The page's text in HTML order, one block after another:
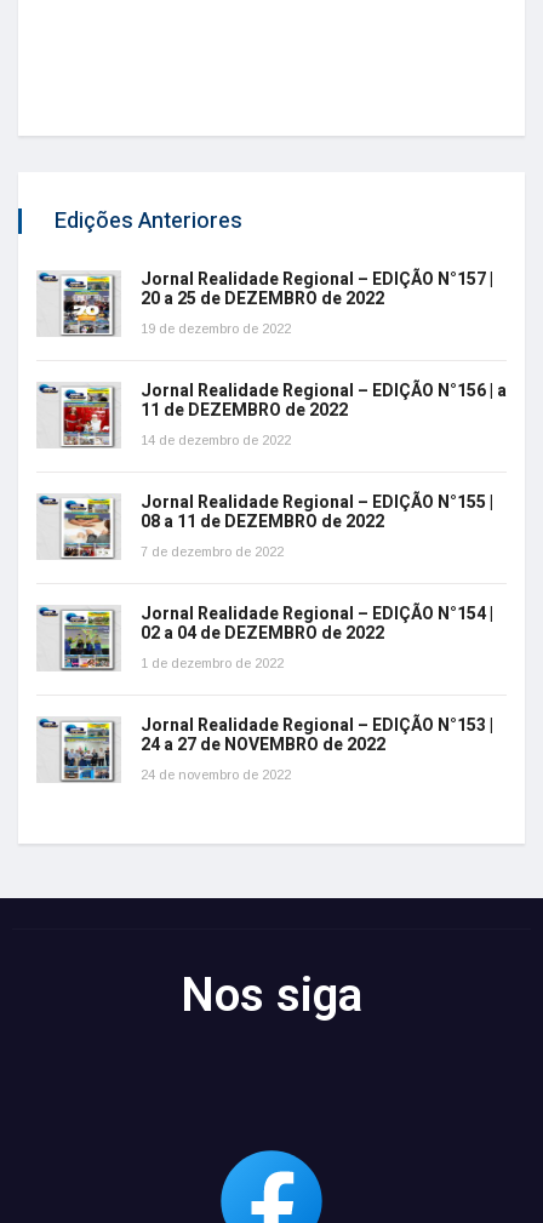
Edições Anteriores
Jornal Realidade Regional – EDIÇÃO N°157 |
20 a 25 de DEZEMBRO de 2022
19 de dezembro de 2022
Jornal Realidade Regional – EDIÇÃO N°156 | a
11 de DEZEMBRO de 2022
14 de dezembro de 2022
Jornal Realidade Regional – EDIÇÃO N°155 |
08 a 11 de DEZEMBRO de 2022
7 de dezembro de 2022
Jornal Realidade Regional – EDIÇÃO N°154 |
02 a 04 de DEZEMBRO de 2022
1 de dezembro de 2022
Jornal Realidade Regional – EDIÇÃO N°153 |
24 a 27 de NOVEMBRO de 2022
24 de novembro de 2022
Nos siga